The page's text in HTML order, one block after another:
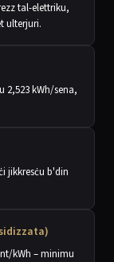
tal-elettriku,
ulterjuri.
2,523 kWh/sena,
jikkresċu b'din
kWh – minimu